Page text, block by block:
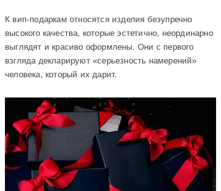
К вип-подаркам относятся изделия безупречно
высокого качества, которые эстетично, неординарно
выглядят и красиво оформлены. Они с первого
взгляда декларируют «серьезность намерений»
человека, который их дарит.